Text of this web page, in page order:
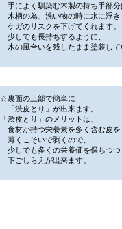
手によく馴染む木製の持ち手部分
木柄の為、洗い物の時に水に浮き
ケガのリスクを下げてくれます。
少しでも長持ちするように、
木の風合いを残したまま塗装して
☆裏面の上部で簡単に
「渋皮とり」が出来ます。
「渋皮とり」のメリットは、
食材が持つ栄養素を多く含む皮を
薄くこそいで剥くので、
少しでも多くの栄養価を保ちつつ
下ごしらえが出来ます。